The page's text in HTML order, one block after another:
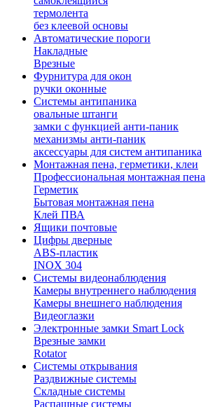
термолента
без клеевой основы
Автоматические пороги
Накладные
Врезные
Фурнитура для окон
ручки оконные
Системы антипаника
овальные штанги
замки с функцией анти-паник
механизмы анти-паник
аксессуары для систем антипаника
Монтажная пена, герметики, клеи
Профессиональная монтажная пена
Герметик
Бытовая монтажная пена
Клей ПВА
Ящики почтовые
Цифры дверные
ABS-пластик
INOX 304
Системы видеонаблюдения
Камеры внутреннего наблюдения
Камеры внешнего наблюдения
Видеоглазки
Электронные замки Smart Lock
Врезные замки
Rotator
Системы открывания
Раздвижные системы
Складные системы
Распашные системы